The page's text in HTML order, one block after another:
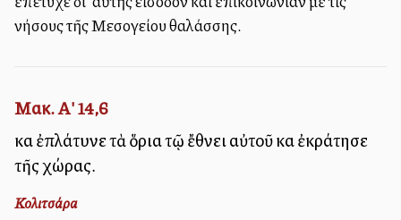
νήσους τῆς Μεσογείου θαλάσσης.
Μακ. Α' 14,6
καὶ ἐπλάτυνε τὰ ὅρια τῷ ἔθνει αὐτοῦ καὶ ἐκράτησε
τῆς χώρας.
Κολιτσάρα